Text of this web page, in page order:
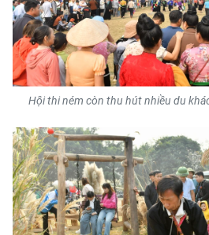
NHÂN DÂN HẰNG THÁNG
MUA BÁO
ĐỌC BÁO IN
ENGLISH
中文
FRANÇAIS
Hội thi ném còn thu hút nhiều du